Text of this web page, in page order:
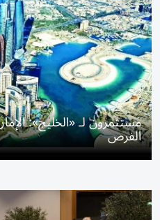
مستثمرون لـ «الخليج»:
الفرص